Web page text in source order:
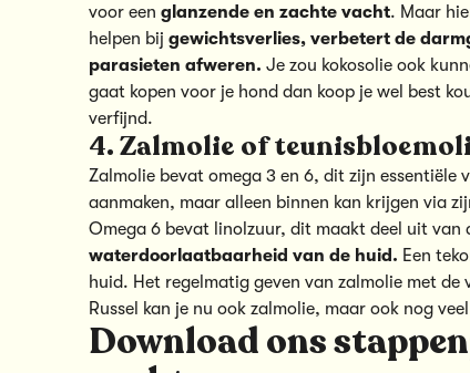
voor een glanzende en zachte vacht. Maar
helpen bij gewichtsverlies, verbetert de
parasieten afweren. Je zou kokosolie ook
gaat kopen voor je hond dan koop je wel best
verfijnd.
4. Zalmolie of
Zalmolie bevat omega 3 en 6, dit zijn essentiële
aanmaken, maar alleen binnen kan krijgen via
Omega 6 bevat linolzuur, dit maakt deel uit van
waterdoorlaatbaarheid van de huid. Een
huid. Het regelmatig geven van zalmolie met de
Russel kan je nu ook zalmolie, maar ook nog
Download ons